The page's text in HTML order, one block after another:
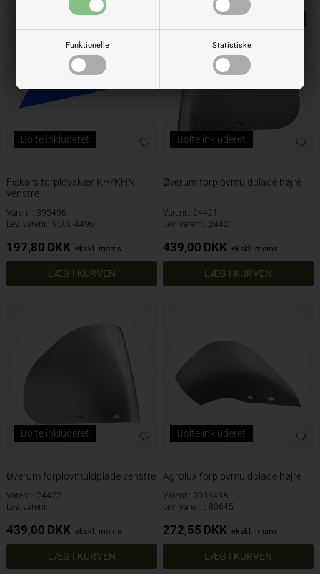
Funktionelle Statistiske
Bolte inkluderet
Fiskars forplovskær KH/KHN
venstre
Varenr.: 395496
Lev. varenr.: 9500-4496
197,80 DKK ekskl. moms
Bolte inkluderet
Øverum forplovmuldplade højre
Varenr.: 24421
Lev. varenr.: 24421
439,00 DKK ekskl. moms
Bolte inkluderet
Øverum forplovmuldplade venstre
Varenr.: 24422
Lev. varenr.:
439,00 DKK ekskl. moms
Bolte inkluderet
Agrolux forplovmuldplade højre
Varenr.: 380645A
Lev. varenr.: 80645
272,55 DKK ekskl. moms